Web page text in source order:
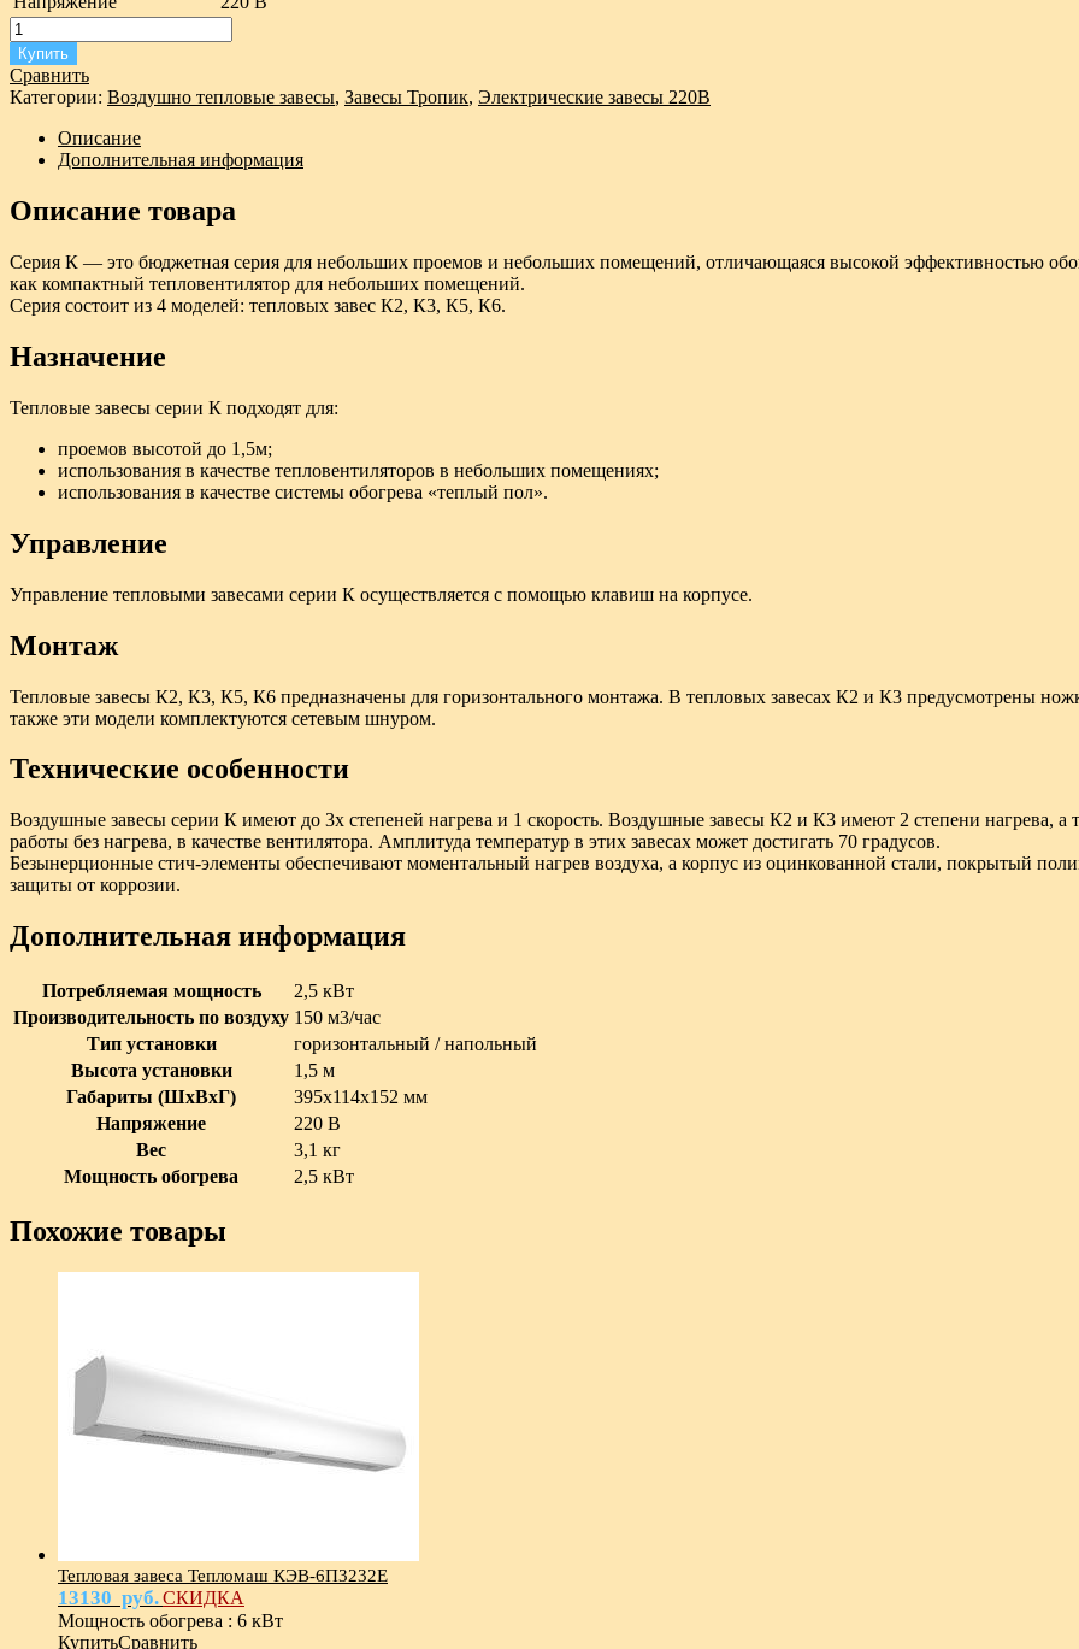
Купить
Сравнить
Категории: Воздушно тепловые завесы, Завесы Тропик, Электрические завесы 220В
Описание
Дополнительная информация
Описание товара
Серия К — это бюджетная серия для небольших проемов и небольших помещений, отличающаяся высокой эффективностью
как компактный тепловентилятор для небольших помещений.
Серия состоит из 4 моделей: тепловых завес К2, К3, К5, К6.
Назначение
Тепловые завесы серии К подходят для:
проемов высотой до 1,5м;
использования в качестве тепловентиляторов в небольших помещениях;
использования в качестве системы обогрева «теплый пол».
Управление
Управление тепловыми завесами серии К осуществляется с помощью клавиш на корпусе.
Монтаж
Тепловые завесы К2, К3, К5, К6 предназначены для горизонтального монтажа. В тепловых завесах К2 и К3 предусмотрены
также эти модели комплектуются сетевым шнуром.
Технические особенности
Воздушные завесы серии К имеют до 3х степеней нагрева и 1 скорость. Воздушные завесы К2 и К3 имеют 2 степени нагрева,
работы без нагрева, в качестве вентилятора. Амплитуда температур в этих завесах может достигать 70 градусов.
Безынерционные стич-элементы обеспечивают моментальный нагрев воздуха, а корпус из оцинкованной стали, покрытый
защиты от коррозии.
Дополнительная информация
Потребляемая мощность
2,5 кВт
Производительность по воздуху 150 м3/час
Тип установки
горизонтальный / напольный
Высота установки
1,5 м
Габариты (ШxВxГ)
395х114х152 мм
Напряжение
220 В
Вес
3,1 кг
Мощность обогрева
2,5 кВт
Похожие товары
Тепловая завеса Тепломаш КЭВ-6П3232Е
13130 руб.СКИДКА
Мощность обогрева : 6 кВт
КупитьСравнить